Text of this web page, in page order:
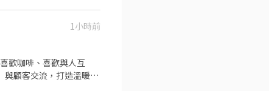
1小時前